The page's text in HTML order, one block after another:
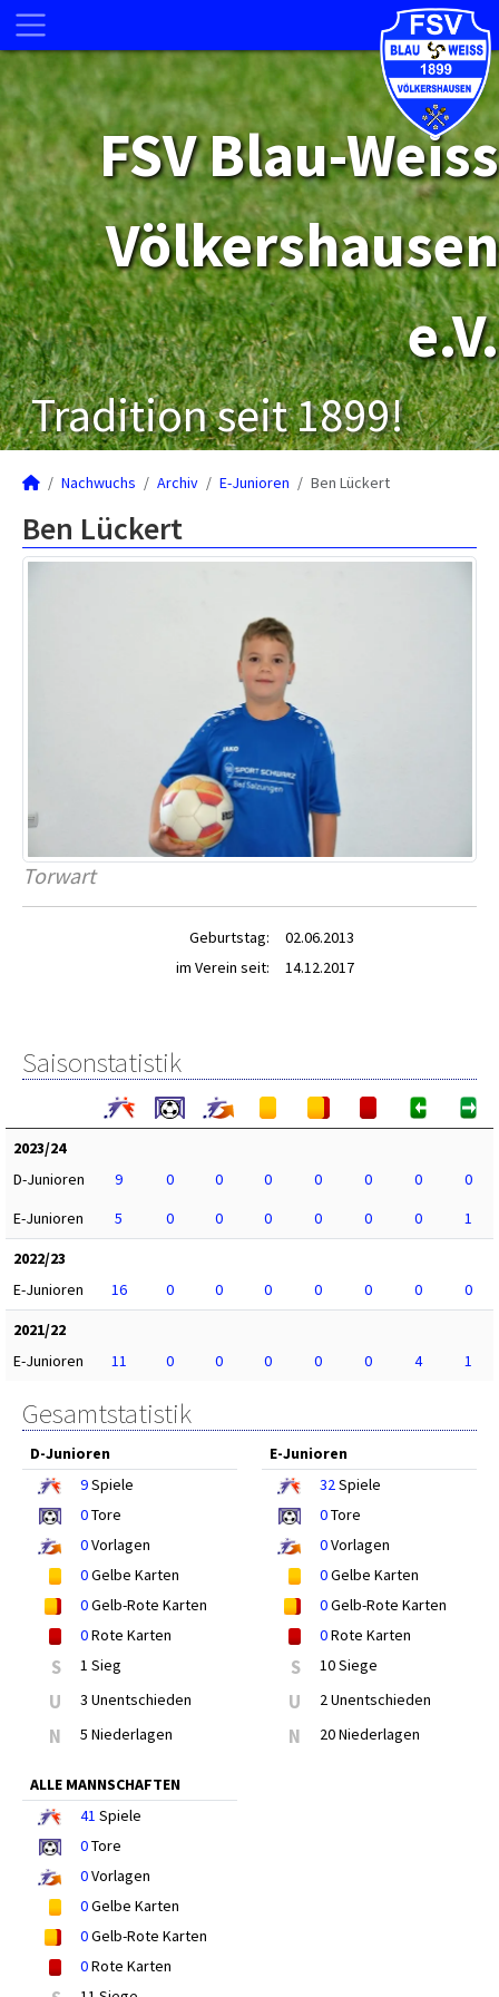
FSV Blau-Weiss
Völkershausen
e.V.
Tradition seit 1899!
Nachwuchs Archiv E-Junioren Ben Lückert
Ben Lückert
Torwart
Geburtstag:
02.06.2013
im Verein seit:
14.12.2017
Saisonstatistik
2023/24
D-Junioren
9 0 0 0 0 0 0
0
E-Junioren
5 0 0 0 0 0 0
1
2022/23
E-Junioren
16 0 0 0 0 0 0
0
2021/22
E-Junioren
11 0 0 0 0 0 4 1
Gesamtstatistik
D-Junioren
9Spiele
0Tore
0Vorlagen
0Gelbe Karten
0Gelb-Rote Karten
0Rote Karten
S 1 Sieg
U 3 Unentschieden
N 5 Niederlagen
E-Junioren
32Spiele
0Tore
0Vorlagen
0Gelbe Karten
0Gelb-Rote Karten
0Rote Karten
S 10 Siege
U 2 Unentschieden
N 20 Niederlagen
ALLE MANNSCHAFTEN
41 Spiele
0Tore
0Vorlagen
0Gelbe Karten
0Gelb-Rote Karten
0Rote Karten